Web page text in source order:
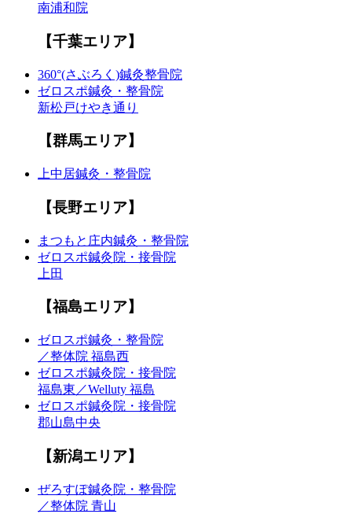
南浦和院
【千葉エリア】
360°(さぶろく)鍼灸整骨院
ゼロスポ鍼灸・整骨院
新松戸けやき通り
【群馬エリア】
上中居鍼灸・整骨院
【長野エリア】
まつもと庄内鍼灸・整骨院
ゼロスポ鍼灸院・接骨院
上田
【福島エリア】
ゼロスポ鍼灸・整骨院
／整体院 福島西
ゼロスポ鍼灸院・接骨院
福島東／Welluty 福島
ゼロスポ鍼灸院・接骨院
郡山島中央
【新潟エリア】
ぜろすぽ鍼灸院・整骨院
／整体院 青山